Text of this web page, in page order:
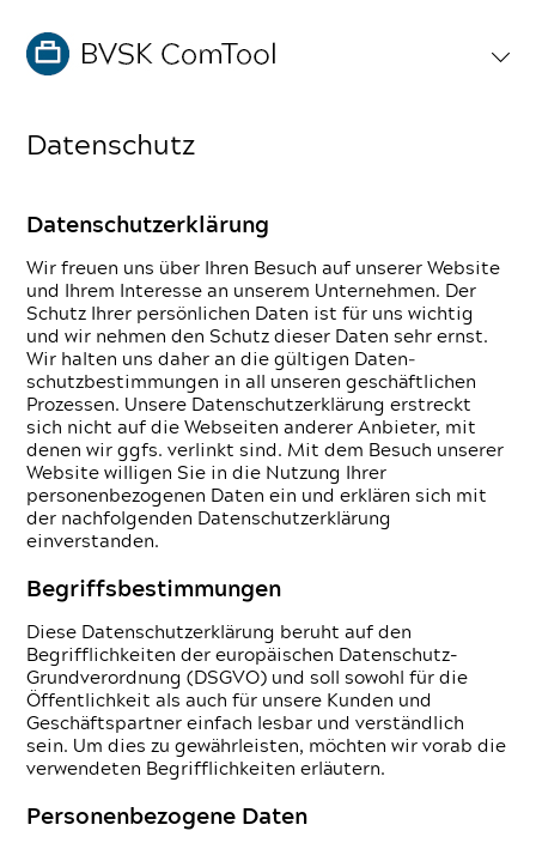
Daten­schutz
Daten­schutzerklärung
Wir freuen uns über Ihren Besuch auf unserer Website
und Ihrem Interesse an unserem Unternehmen. Der
Schutz Ihrer persönlichen Daten ist für uns wichtig
und wir nehmen den Schutz dieser Daten sehr ernst.
Wir halten uns daher an die gültigen Daten­
schutzbestimmungen in all unseren geschäftlichen
Prozessen. Unsere Daten­schutzerklärung erstreckt
sich nicht auf die Webseiten anderer Anbieter, mit
denen wir ggfs. verlinkt sind. Mit dem Besuch unserer
Website willigen Sie in die Nutzung Ihrer
personenbezogenen Daten ein und erklären sich mit
der nachfolgenden Daten­schutzerklärung
einverstanden.
Begriffsbestimmungen
Diese Daten­schutzerklärung beruht auf den
Begrifflichkeiten der europäischen Daten­schutz-
Grundverordnung (DSGVO) und soll sowohl für die
Öffentlichkeit als auch für unsere Kunden und
Geschäftspartner einfach lesbar und verständlich
sein. Um dies zu gewährleisten, möchten wir vorab die
verwendeten Begrifflichkeiten erläutern.
Personenbezogene Daten